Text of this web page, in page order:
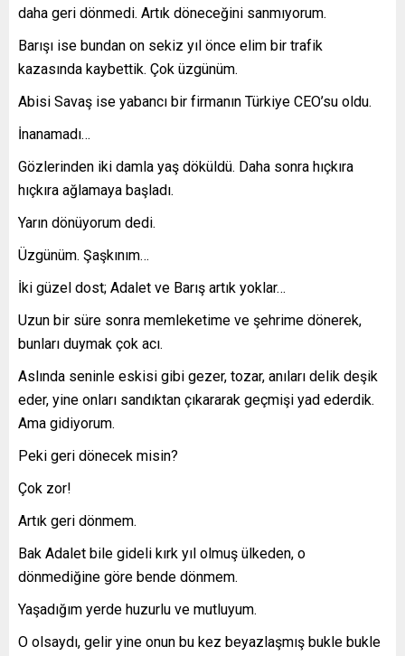
daha geri dönmedi. Artık döneceğini sanmıyorum.
Barışı ise bundan on sekiz yıl önce elim bir trafik
kazasında kaybettik. Çok üzgünüm.
Abisi Savaş ise yabancı bir firmanın Türkiye CEO’su oldu.
İnanamadı…
Gözlerinden iki damla yaş döküldü. Daha sonra hıçkıra
hıçkıra ağlamaya başladı.
Yarın dönüyorum dedi.
Üzgünüm. Şaşkınım…
İki güzel dost; Adalet ve Barış artık yoklar…
Uzun bir süre sonra memleketime ve şehrime dönerek,
bunları duymak çok acı.
Aslında seninle eskisi gibi gezer, tozar, anıları delik deşik
eder, yine onları sandıktan çıkararak geçmişi yad ederdik.
Ama gidiyorum.
Peki geri dönecek misin?
Çok zor!
Artık geri dönmem.
Bak Adalet bile gideli kırk yıl olmuş ülkeden, o
dönmediğine göre bende dönmem.
Yaşadığım yerde huzurlu ve mutluyum.
O olsaydı, gelir yine onun bu kez beyazlaşmış bukle bukle